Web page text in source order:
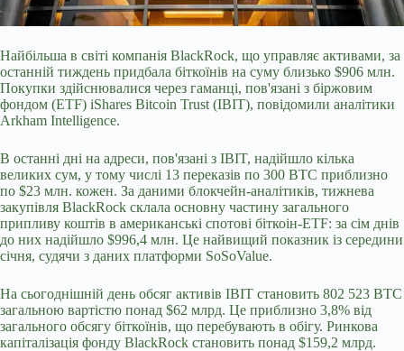
Найбільша в світі компанія BlackRock, що управляє активами, за
останній тиждень придбала біткоїнів на суму близько $906 млн.
Покупки здійснювалися через гаманці, пов'язані з біржовим
фондом (ETF) iShares Bitcoin Trust (IBIT), повідомили аналітики
Arkham Intelligence.
В останні дні на адреси, пов'язані з IBIT, надійшло кілька
великих сум, у тому числі 13 переказів по 300 BTC приблизно
по $23 млн. кожен. За даними блокчейн-аналітиків, тижнева
закупівля BlackRock склала основну частину загального
припливу коштів в американські спотові біткоін-ETF: за сім днів
до них надійшло $996,4 млн. Це найвищий показник із середини
січня, судячи з даних платформи SoSoValue.
На сьогоднішній день обсяг активів IBIT становить 802 523 BTC
загальною вартістю понад $62 млрд. Це приблизно 3,8% від
загального обсягу біткоїнів, що перебувають в обігу. Ринкова
капіталізація фонду BlackRock становить понад $159,2 млрд.